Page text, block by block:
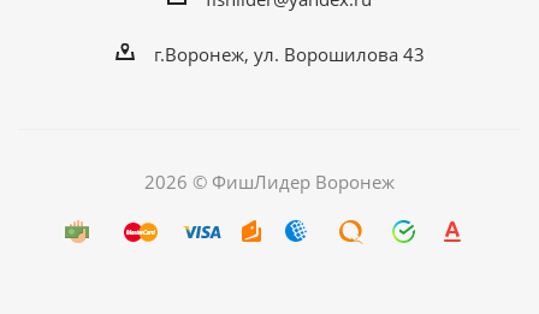
г.Воронеж, ул. Ворошилова 43
2026 © ФишЛидер Воронеж